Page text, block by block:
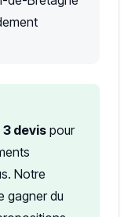
3 devis pour
Notre
gagner du